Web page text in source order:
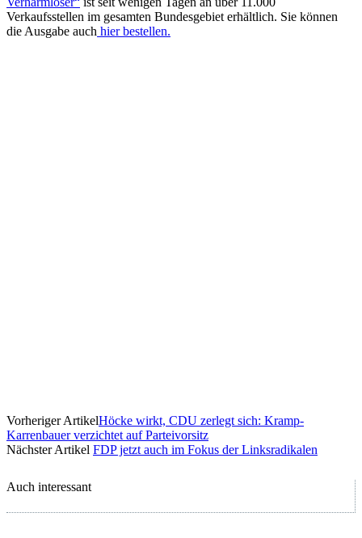
Verkaufsstellen im gesamten Bundesgebiet erhältlich. Sie können
die Ausgabe auch hier bestellen.
Vorheriger ArtikelHöcke wirkt, CDU zerlegt sich: Kramp-
Karrenbauer verzichtet auf Parteivorsitz
Nächster Artikel FDP jetzt auch im Fokus der Linksradikalen
Auch interessant